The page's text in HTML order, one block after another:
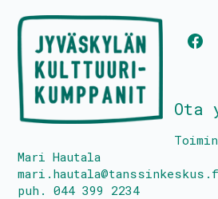
Turvallisemman tilan
Ota
Mari Hautala
puh. 044 399 2234